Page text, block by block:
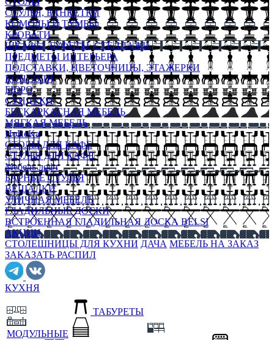
СТУЛЬЯ, БАНКЕТКИ
КОМОДЫ И ТУМБЫ
КРОВАТИ
ШКАФЫ, БУФЕТЫ, СТЕЛЛАЖИ
ПРЕДМЕТЫ ИНТЕРЬЕРА
ПОДСТАВКИ, ЦВЕТОЧНИЦЫ, ЭТАЖЕРКИ
КОНСОЛИ
БЮРО
СУНДУКИ
БЕСКАРКАСНАЯ МЕБЕЛЬ
МЯГКАЯ МЕБЕЛЬ
HoReKa
СТОЛЫ ДЛЯ КАФЕ
СТУЛЬЯ ДЛЯ КАФЕ
Мебель лофт
БАРНЫЕ СТУЛЬЯ
ВЕШАЛКИ
УЛИЧНАЯ МЕБЕЛЬ
ГЛАДИЛЬНЫЕ ДОСКИ
ВСТРОЕННАЯ ГЛАДИЛЬНАЯ ДОСКА BELSI
АКЦИИ
СТОЛЕШНИЦЫ ДЛЯ КУХНИ ДАЧА МЕБЕЛЬ НА ЗАКАЗ
ЗАКАЗАТЬ РАСПИЛ
КУХНЯ
МОДУЛЬНЫЕ
ТАБУРЕТЫ